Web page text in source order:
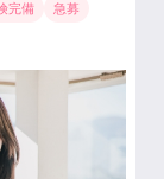
完備
急募